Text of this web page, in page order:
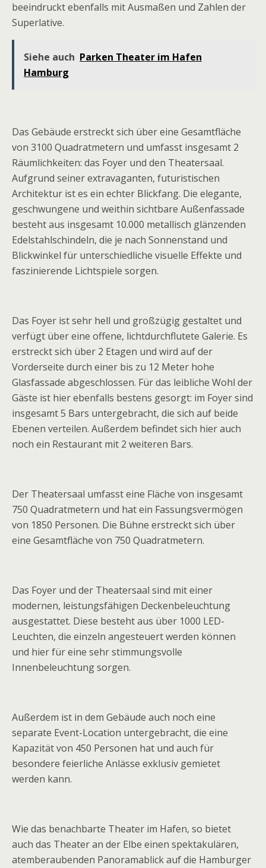
beeindruckt ebenfalls mit Ausmaßen und Zahlen der
Superlative.
Siehe auch Parken Theater im Hafen
Hamburg
Das Gebäude erstreckt sich über eine Gesamtfläche
von 3100 Quadratmetern und umfasst insgesamt 2
Räumlichkeiten: das Foyer und den Theatersaal.
Aufgrund seiner extravaganten, futuristischen
Architektur ist es ein echter Blickfang. Die elegante,
geschwungene und weithin sichtbare Außenfassade
besteht aus insgesamt 10.000 metallisch glänzenden
Edelstahlschindeln, die je nach Sonnenstand und
Blickwinkel für unterschiedliche visuelle Effekte und
faszinierende Lichtspiele sorgen.
Das Foyer ist sehr hell und großzügig gestaltet und
verfügt über eine offene, lichtdurchflutete Galerie. Es
erstreckt sich über 2 Etagen und wird auf der
Vorderseite durch einer bis zu 12 Meter hohe
Glasfassade abgeschlossen. Für das leibliche Wohl der
Gäste ist hier ebenfalls bestens gesorgt: im Foyer sind
insgesamt 5 Bars untergebracht, die sich auf beide
Ebenen verteilen. Außerdem befindet sich hier auch
noch ein Restaurant mit 2 weiteren Bars.
Der Theatersaal umfasst eine Fläche von insgesamt
750 Quadratmetern und hat ein Fassungsvermögen
von 1850 Personen. Die Bühne erstreckt sich über
eine Gesamtfläche von 750 Quadratmetern.
Das Foyer und der Theatersaal sind mit einer
modernen, leistungsfähigen Deckenbeleuchtung
ausgestattet. Diese besteht aus über 1000 LED-
Leuchten, die einzeln angesteuert werden können
und hier für eine sehr stimmungsvolle
Innenbeleuchtung sorgen.
Außerdem ist in dem Gebäude auch noch eine
separate Event-Location untergebracht, die eine
Kapazität von 450 Personen hat und auch für
besondere feierliche Anlässe exklusiv gemietet
werden kann.
Wie das benachbarte Theater im Hafen, so bietet
auch das Theater an der Elbe einen spektakulären,
atemberaubenden Panoramablick auf die Hamburger